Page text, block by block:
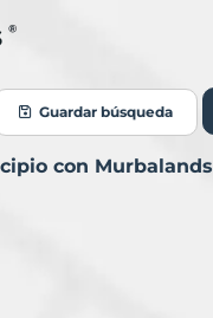
Guardar búsqueda
con Murbalands